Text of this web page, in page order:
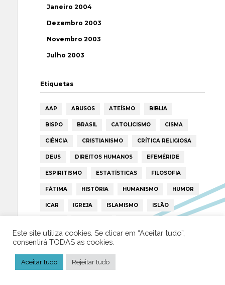
Janeiro 2004
Dezembro 2003
Novembro 2003
Julho 2003
Etiquetas
AAP ABUSOS ATEÍSMO BIBLIA
BISPO BRASIL CATOLICISMO CISMA
CIÊNCIA CRISTIANISMO CRÍTICA RELIGIOSA
DEUS DIREITOS HUMANOS EFEMÉRIDE
ESPIRITISMO ESTATÍSTICAS FILOSOFIA
FÁTIMA HISTÓRIA HUMANISMO HUMOR
ICAR IGREJA ISLAMISMO ISLÃO
LIVRE-PENSAMENTO LIVRO MILAGRES
MORAL MULHER
PAPA PAPAS PEDOFILIA
Este site utiliza cookies. Se clicar em “Aceitar tudo”,
consentirá TODAS as cookies.
Aceitar tudo Rejeitar tudo